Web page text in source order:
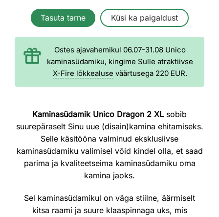
Tasuta tarne Küsi ka paigaldust
Ostes ajavahemikul 06.07-31.08 Unico
kaminasüdamiku, kingime Sulle atraktiivse
X-Fire lõkkealuse väärtusega 220 EUR.
Kaminasüdamik Unico Dragon 2 XL sobib
suurepäraselt Sinu uue (disain)kamina ehitamiseks.
Selle käsitööna valminud eksklusiivse
kaminasüdamiku valimisel võid kindel olla, et saad
parima ja kvaliteetseima kaminasüdamiku oma
kamina jaoks.
Sel kaminasüdamikul on väga stiilne, äärmiselt
kitsa raami ja suure klaaspinnaga uks, mis